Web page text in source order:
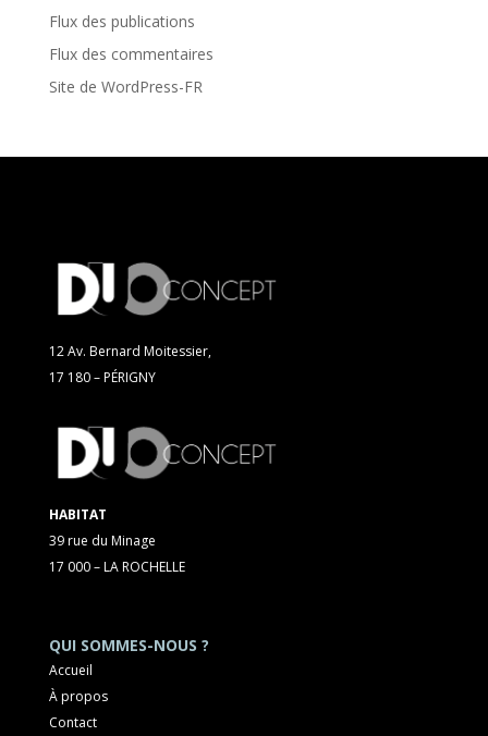
Flux des publications
Flux des commentaires
Site de WordPress-FR
12 Av. Bernard Moitessier,
17 180 – PÉRIGNY
HABITAT
39 rue du Minage
17 000 – LA ROCHELLE
QUI SOMMES-NOUS ?
Accueil
À propos
Contact